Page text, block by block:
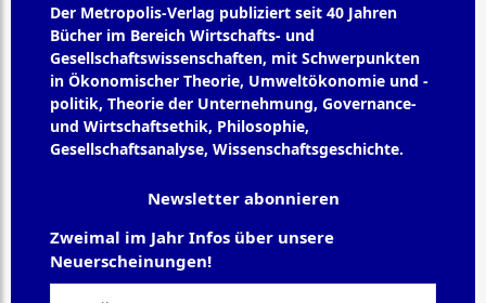
Der Metropolis-Verlag publiziert seit 40 Jahren
Bücher im Bereich Wirtschafts- und
Gesellschaftswissenschaften, mit Schwerpunkten
in Ökonomischer Theorie, Umweltökonomie und -
politik, Theorie der Unternehmung, Governance-
und Wirtschaftsethik, Philosophie,
Gesellschaftsanalyse, Wissenschaftsgeschichte.
Newsletter abonnieren
Zweimal im Jahr Infos über unsere
Neuerscheinungen!